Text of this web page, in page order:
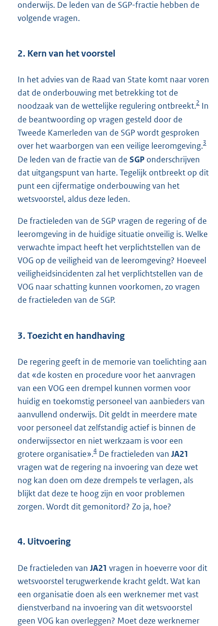
onderwijs. De leden van de SGP-fractie hebben de
volgende vragen.
2. Kern van het voorstel
In het advies van de Raad van State komt naar voren
dat de onderbouwing met betrekking tot de
noodzaak van de wettelijke regulering ontbreekt.2 In
de beantwoording op vragen gesteld door de
Tweede Kamerleden van de SGP wordt gesproken
over het waarborgen van een veilige leeromgeving.3
De leden van de fractie van de SGP onderschrijven
dat uitgangspunt van harte. Tegelijk ontbreekt op dit
punt een cijfermatige onderbouwing van het
wetsvoorstel, aldus deze leden.
De fractieleden van de SGP vragen de regering of de
leeromgeving in de huidige situatie onveilig is. Welke
verwachte impact heeft het verplichtstellen van de
VOG op de veiligheid van de leeromgeving? Hoeveel
veiligheidsincidenten zal het verplichtstellen van de
VOG naar schatting kunnen voorkomen, zo vragen
de fractieleden van de SGP.
3. Toezicht en handhaving
De regering geeft in de memorie van toelichting aan
dat «de kosten en procedure voor het aanvragen
van een VOG een drempel kunnen vormen voor
huidig en toekomstig personeel van aanbieders van
aanvullend onderwijs. Dit geldt in meerdere mate
voor personeel dat zelfstandig actief is binnen de
onderwijssector en niet werkzaam is voor een
grotere organisatie».4 De fractieleden van JA21
vragen wat de regering na invoering van deze wet
nog kan doen om deze drempels te verlagen, als
blijkt dat deze te hoog zijn en voor problemen
zorgen. Wordt dit gemonitord? Zo ja, hoe?
4. Uitvoering
De fractieleden van JA21 vragen in hoeverre voor dit
wetsvoorstel terugwerkende kracht geldt. Wat kan
een organisatie doen als een werknemer met vast
dienstverband na invoering van dit wetsvoorstel
geen VOG kan overleggen? Moet deze werknemer